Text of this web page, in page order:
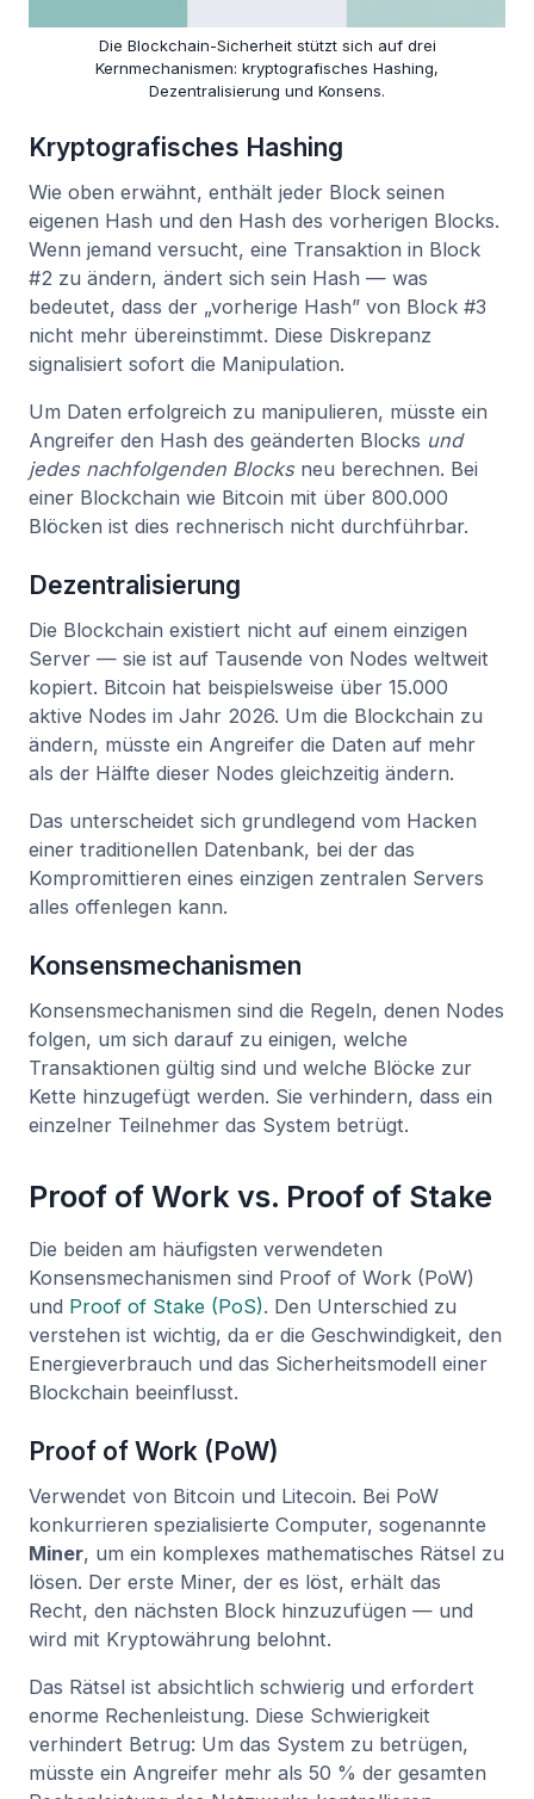
Die Blockchain-Sicherheit stützt sich auf drei
Kernmechanismen: kryptografisches Hashing,
Dezentralisierung und Konsens.
Kryptografisches Hashing
Wie oben erwähnt, enthält jeder Block seinen
eigenen Hash und den Hash des vorherigen Blocks.
Wenn jemand versucht, eine Transaktion in Block
#2 zu ändern, ändert sich sein Hash — was
bedeutet, dass der „vorherige Hash” von Block #3
nicht mehr übereinstimmt. Diese Diskrepanz
signalisiert sofort die Manipulation.
Um Daten erfolgreich zu manipulieren, müsste ein
Angreifer den Hash des geänderten Blocks und
jedes nachfolgenden Blocksneu berechnen. Bei
einer Blockchain wie Bitcoin mit über 800.000
Blöcken ist dies rechnerisch nicht durchführbar.
Dezentralisierung
Die Blockchain existiert nicht auf einem einzigen
Server — sie ist auf Tausende von Nodes weltweit
kopiert. Bitcoin hat beispielsweise über 15.000
aktive Nodes im Jahr 2026. Um die Blockchain zu
ändern, müsste ein Angreifer die Daten auf mehr
als der Hälfte dieser Nodes gleichzeitig ändern.
Das unterscheidet sich grundlegend vom Hacken
einer traditionellen Datenbank, bei der das
Kompromittieren eines einzigen zentralen Servers
alles offenlegen kann.
Konsensmechanismen
Konsensmechanismen sind die Regeln, denen Nodes
folgen, um sich darauf zu einigen, welche
Transaktionen gültig sind und welche Blöcke zur
Kette hinzugefügt werden. Sie verhindern, dass ein
einzelner Teilnehmer das System betrügt.
Proof of Work vs. Proof of Stake
Die beiden am häufigsten verwendeten
Konsensmechanismen sind Proof of Work (PoW)
und Proof of Stake (PoS). Den Unterschied zu
verstehen ist wichtig, da er die Geschwindigkeit, den
Energieverbrauch und das Sicherheitsmodell einer
Blockchain beeinflusst.
Proof of Work (PoW)
Verwendet von Bitcoin und Litecoin. Bei PoW
konkurrieren spezialisierte Computer, sogenannte
Miner, um ein komplexes mathematisches Rätsel zu
lösen. Der erste Miner, der es löst, erhält das
Recht, den nächsten Block hinzuzufügen — und
wird mit Kryptowährung belohnt.
Das Rätsel ist absichtlich schwierig und erfordert
enorme Rechenleistung. Diese Schwierigkeit
verhindert Betrug: Um das System zu betrügen,
müsste ein Angreifer mehr als 50 % der gesamten